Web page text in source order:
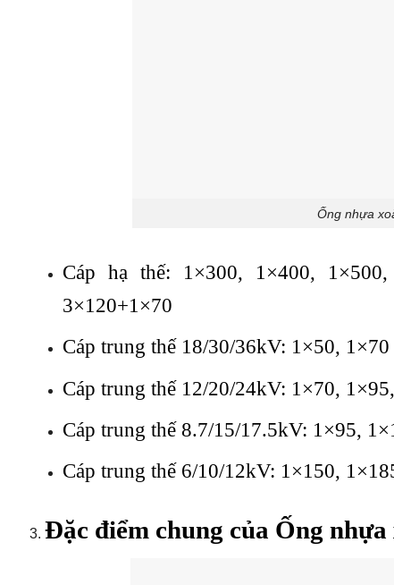
Ống nhựa
Cáp hạ thế: 1×300, 1×400,
3×120+1×70
Cáp trung thế 18/30/36kV: 1×50, 1×70
Cáp trung thế 12/20/24kV: 1×70,
Cáp trung thế 8.7/15/17.5kV: 1×95,
Cáp trung thế 6/10/12kV: 1×150,
Đặc điểm chung của Ống